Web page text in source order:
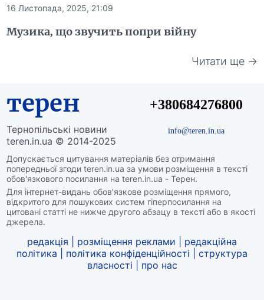
16 Листопада, 2025, 21:09
Музика, що звучить попри війну
Читати ще →
терен
Тернопільські новини
teren.in.ua © 2014-2025
Допускається цитування матеріалів без отримання
попередньої згоди teren.in.ua за умови розміщення в тексті
обов'язкового посилання на teren.in.ua - Терен.
Для інтернет-видань обов'язкове розміщення прямого,
відкритого для пошукових систем гіперпосилання на
цитовані статті не нижче другого абзацу в тексті або в якості
джерела.
+380684276800
info@teren.in.ua
редакція розміщення реклами
редакційна
політика
політика конфіденційності
структура
власності
про нас